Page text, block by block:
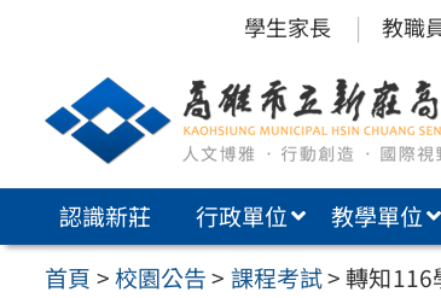
內
學生家長 教職
認識新莊 行政單位 教學單位
首頁 >校園公告> 課程考試>轉知116